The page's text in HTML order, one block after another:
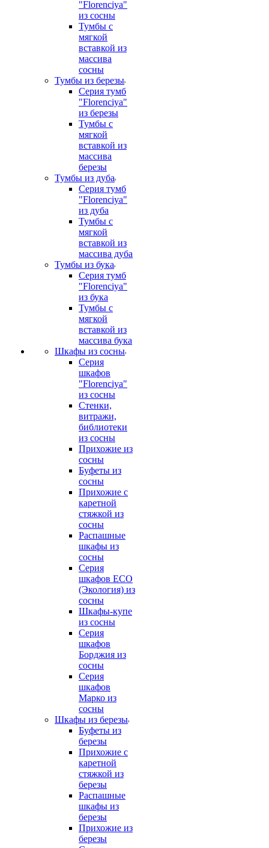
"Florenciya"
из сосны
Тумбы с
мягкой
вставкой из
массива
сосны
Тумбы из березы
Серия тумб
"Florenciya"
из березы
Тумбы с
мягкой
вставкой из
массива
березы
Тумбы из дуба
Серия тумб
"Florenciya"
из дуба
Тумбы с
мягкой
вставкой из
массива дуба
Тумбы из бука
Серия тумб
"Florenciya"
из бука
Тумбы с
мягкой
вставкой из
массива бука
Шкафы из сосны
Серия
шкафов
"Florenciya"
из сосны
Стенки,
витражи,
библиотеки
из сосны
Прихожие из
сосны
Буфеты из
сосны
Прихожие с
каретной
стяжкой из
сосны
Распашные
шкафы из
сосны
Серия
шкафов ECO
(Экология) из
сосны
Шкафы-купе
из сосны
Серия
шкафов
Борджия из
сосны
Серия
шкафов
Марко из
сосны
Шкафы из березы
Буфеты из
березы
Прихожие с
каретной
стяжкой из
березы
Распашные
шкафы из
березы
Прихожие из
березы